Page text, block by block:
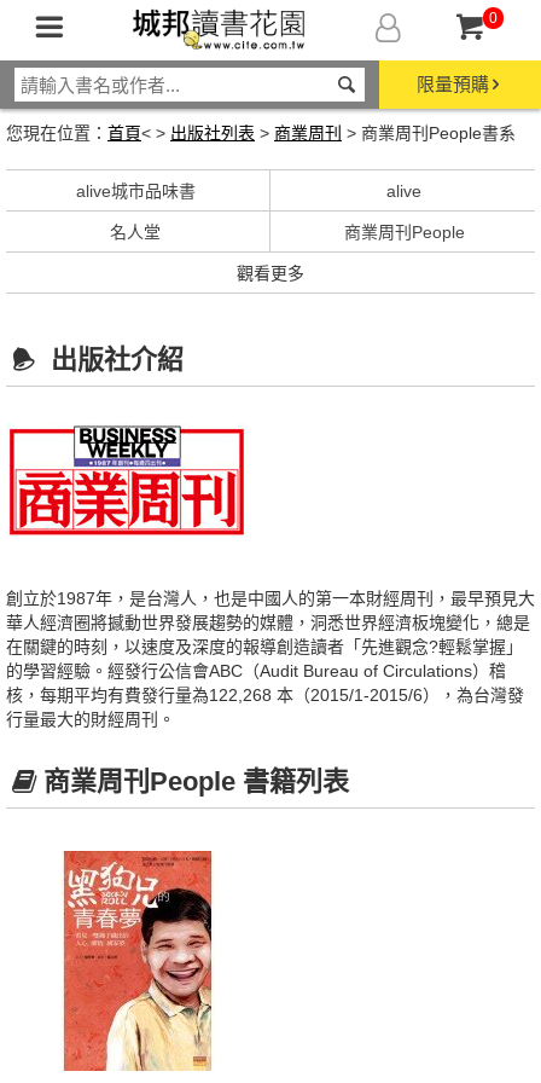
0
限量預購
您現在位置： 首頁< > 出版社列表 > 商業周刊 > 商業周刊People書系
alive城市品味書 alive
名人堂 商業周刊People
觀看更多
出版社介紹
創立於1987年，是台灣人，也是中國人的第一本財經周刊，最早預見大
華人經濟圈將撼動世界發展趨勢的媒體，洞悉世界經濟板塊變化，總是
在關鍵的時刻，以速度及深度的報導創造讀者「先進觀念?輕鬆掌握」
的學習經驗。經發行公信會ABC（Audit Bureau of Circulations）稽
核，每期平均有費發行量為122,268 本（2015/1-2015/6），為台灣發
行量最大的財經周刊。
商業周刊People 書籍列表